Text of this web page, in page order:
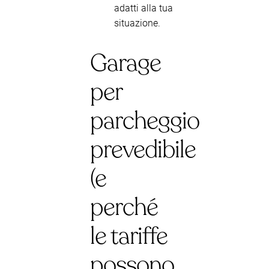
adatti alla tua
situazione.
Garage
per
parcheggio
prevedibile
(e
perché
le tariffe